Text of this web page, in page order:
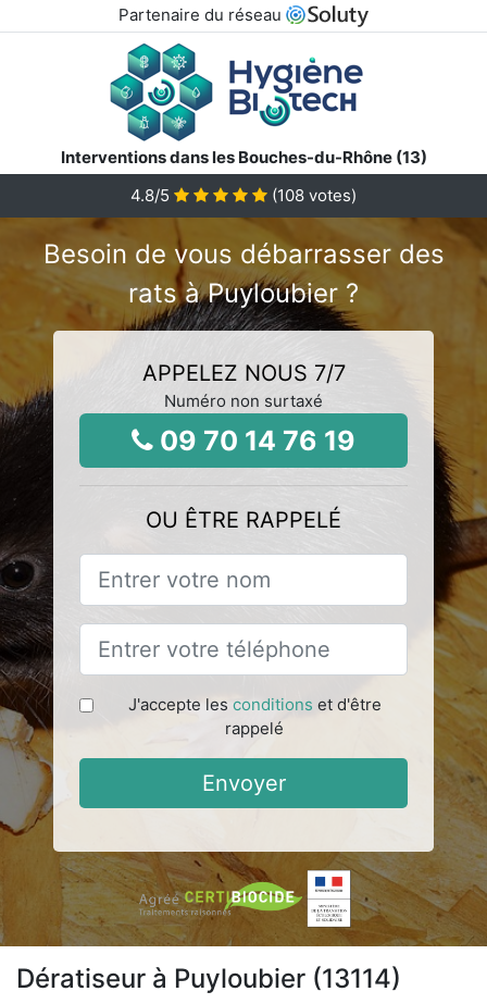
Partenaire du réseau
Interventions dans les Bouches-du-Rhône (13)
4.8/5 (108 votes)
Besoin de vous débarrasser des
rats à Puyloubier ?
APPELEZ NOUS 7/7
Numéro non surtaxé
09 70 14 76 19
OU ÊTRE RAPPELÉ
J'accepte les conditions et d'être
rappelé
Envoyer
Dératiseur à Puyloubier (13114)